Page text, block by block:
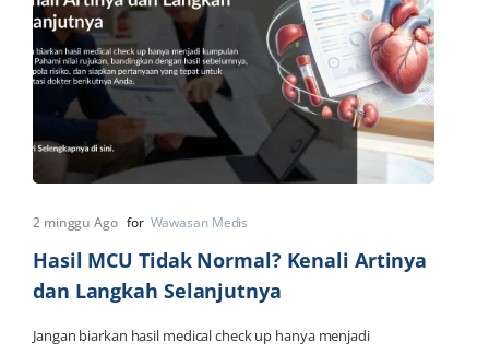
2 minggu Ago for Wawasan Medis
Hasil MCU Tidak Normal? Kenali Artinya
dan Langkah Selanjutnya
Jangan biarkan hasil medical check up hanya menjadi